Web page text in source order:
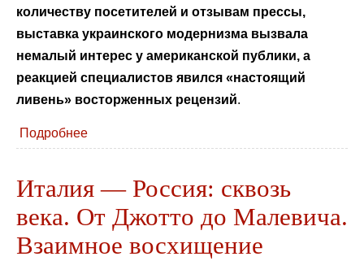
количеству посетителей и отзывам прессы,
выставка украинского модернизма вызвала
немалый интерес у американской публики, а
реакцией специалистов явился «настоящий
ливень» восторженных рецензий.
Подробнее
Италия — Россия: сквозь
века. От Джотто до Малевича.
Взаимное восхищение